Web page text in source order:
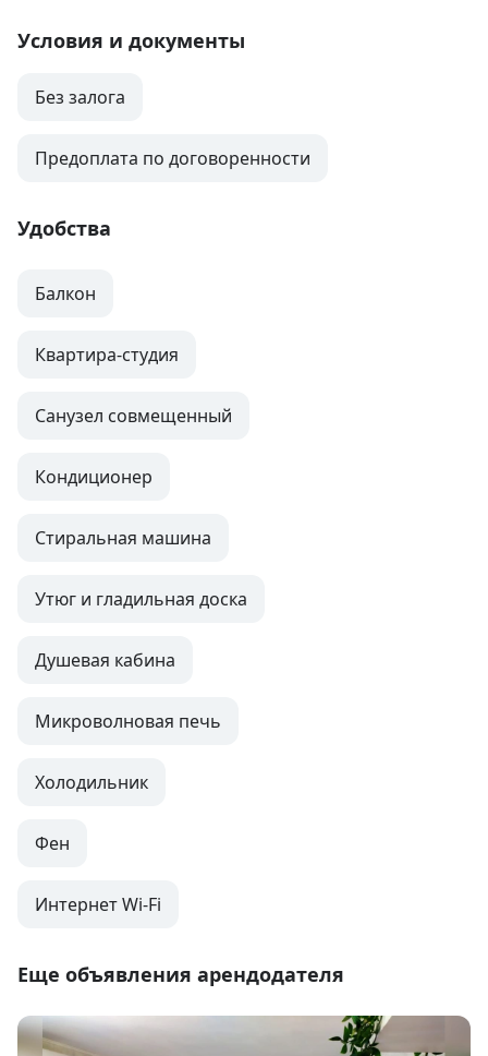
Условия и документы
Без залога
Предоплата по договоренности
Удобства
Балкон
Квартира-студия
Санузел совмещенный
Кондиционер
Стиральная машина
Утюг и гладильная доска
Душевая кабина
Микроволновая печь
Холодильник
Фен
Интернет Wi-Fi
Еще объявления арендодателя